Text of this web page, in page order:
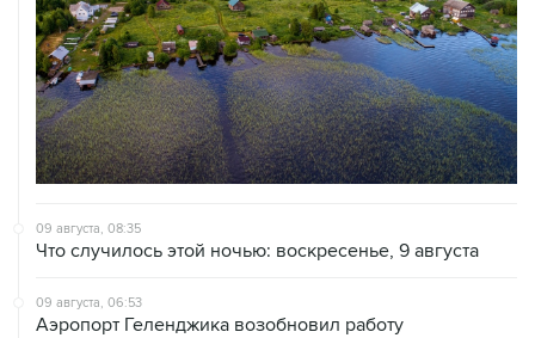
09 августа, 08:35
Что случилось этой ночью: воскресенье, 9 августа
09 августа, 06:53
Аэропорт Геленджика возобновил работу